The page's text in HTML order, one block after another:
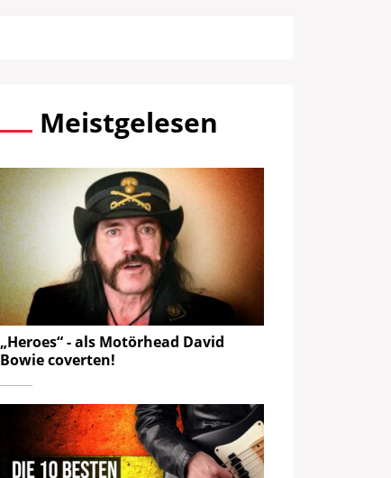
Meistgelesen
„Heroes“ - als Motörhead David
Bowie coverten!